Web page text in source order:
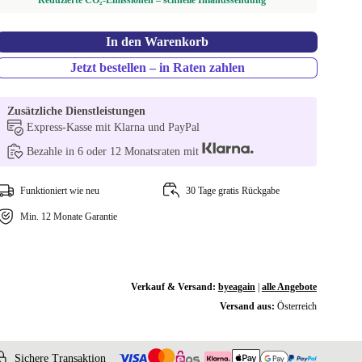
In den Warenkorb
Jetzt bestellen – in Raten zahlen
Zusätzliche Dienstleistungen
Express-Kasse mit Klarna und PayPal
Bezahle in 6 oder 12 Monatsraten mit
Funktioniert wie neu 30 Tage gratis Rückgabe
Min. 12 Monate Garantie
Verkauf & Versand: byeagain| alle Angebote
Versand aus: Österreich
Sichere Transaktion